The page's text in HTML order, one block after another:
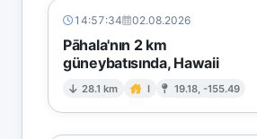
14:57:34 02.08.2026
Pāhala'nın 2 km
güneybatısında, Hawaii
28.1 km I 19.18, -155.49